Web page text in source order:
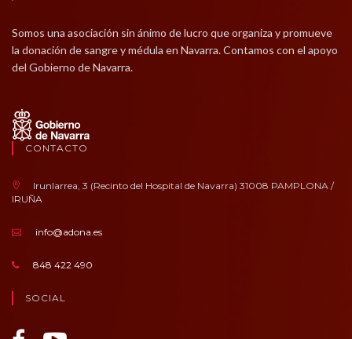
Somos una asociación sin ánimo de lucro que organiza y promueve
la donación de sangre y médula en Navarra. Contamos con el apoyo
del Gobierno de Navarra.
CONTACTO
Irunlarrea, 3 (Recinto del Hospital de Navarra) 31008 PAMPLONA /
IRUÑA
info@adona.es
848 422 490
SOCIAL